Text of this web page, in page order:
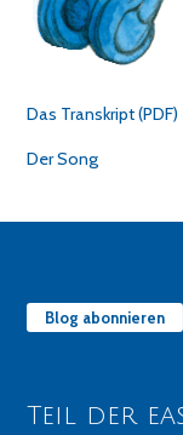
Das Transkript (PDF)
Der Song
Blog abonnieren
Teil der